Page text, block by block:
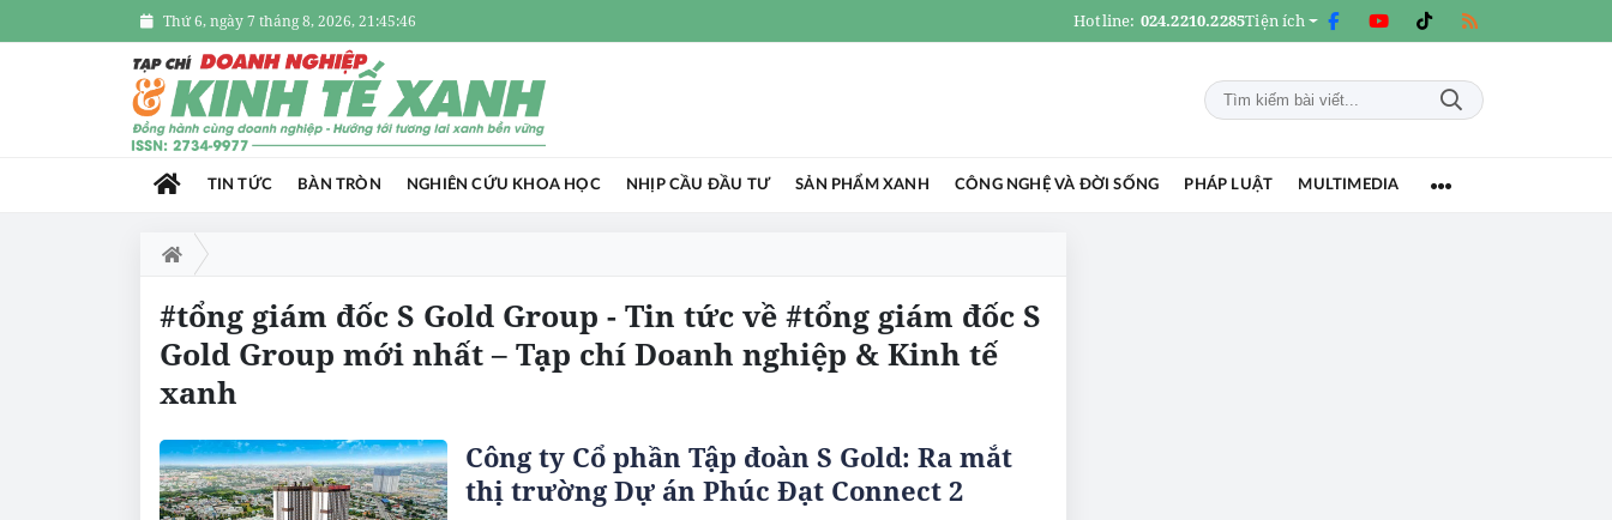
Thứ 6, ngày 7 tháng 8, 2026, 21:45:47 Hotline: 024.2210.2285Tiện ích
TIN TỨC BÀN TRÒN NGHIÊN CỨU KHOA HỌC NHỊP CẦU ĐẦU TƯ SẢN PHẨM XANH CÔNG NGHỆ VÀ ĐỜI SỐNG PHÁP LUẬT MULTIMEDIA
#tổng giám đốc S Gold Group - Tin tức về #tổng giám đốc S
Gold Group mới nhất – Tạp chí Doanh nghiệp & Kinh tế
xanh
Công ty Cổ phần Tập đoàn S Gold: Ra mắt
thị trường Dự án Phúc Đạt Connect 2